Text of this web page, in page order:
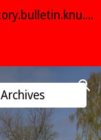
Skip to navigation
Вісник переїжджає на сайт: https://history.bulletin.knu.ua До зустрічі на новому сайті!
Archives